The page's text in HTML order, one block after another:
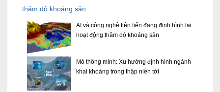
thăm dò khoáng sản
AI và công nghệ tiên tiến đang định hình lại
hoạt động thăm dò khoáng sản
Mỏ thông minh: Xu hướng định hình ngành
khai khoáng trong thập niên tới